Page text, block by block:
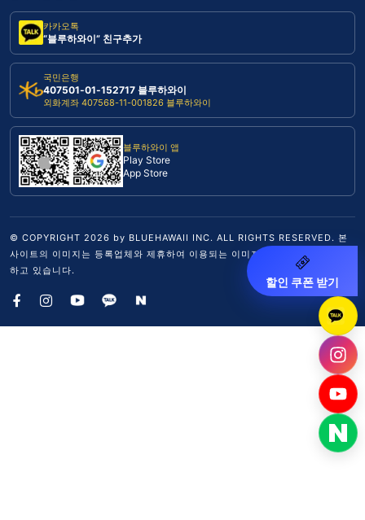
카카오톡
“블루하와이” 친구추가
국민은행
407501-01-152717 블루하와이
외화계좌 407568-11-001826 블루하와이
블루하와이 앱
Play Store
App Store
© COPYRIGHT 2026 by BLUEHAWAII INC. ALL RIGHTS RESERVED. 본
사이트의 이미지는 등록업체와 제휴하여 이용되는 이미지이며, 무단 복제를 금
하고 있습니다.
할인 쿠폰 받기